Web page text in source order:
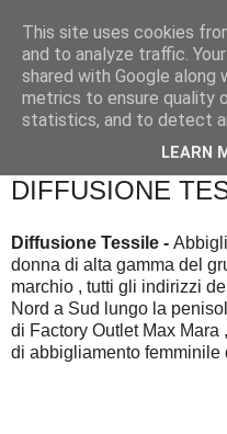
DIFFUSIONE
Diffusione Tessile -
donna di alta gamma del
marchio , tutti gli indirizzi
Nord a Sud lungo la
di Factory Outlet Max
di abbigliamento femminile
This site uses cookies
and to analyze traffic.
shared with Google
metrics to ensure quality
statistics, and to detect
LEARN